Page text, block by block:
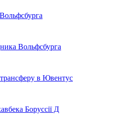
Вольфсбурга
трансферу в Ювентус
Боруссії Д